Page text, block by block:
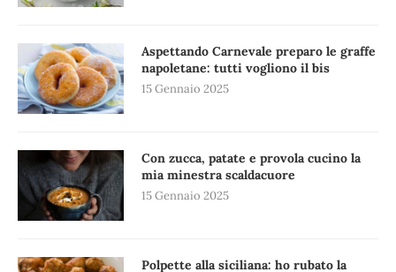
Aspettando Carnevale preparo le graffe
napoletane: tutti vogliono il bis
15 Gennaio 2025
Con zucca, patate e provola cucino la
mia minestra scaldacuore
15 Gennaio 2025
Polpette alla siciliana: ho rubato la